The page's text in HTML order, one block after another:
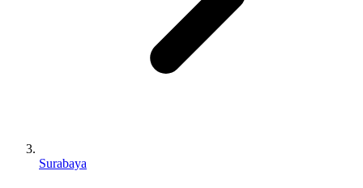
Surabaya